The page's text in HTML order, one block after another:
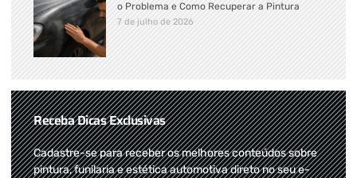
o Problema e Como Recuperar a Pintura
7 de julho de 2026
Receba Dicas Exclusivas
Cadastre-se para receber os melhores conteúdos sobre
pintura, funilaria e estética automotiva direto no seu e-